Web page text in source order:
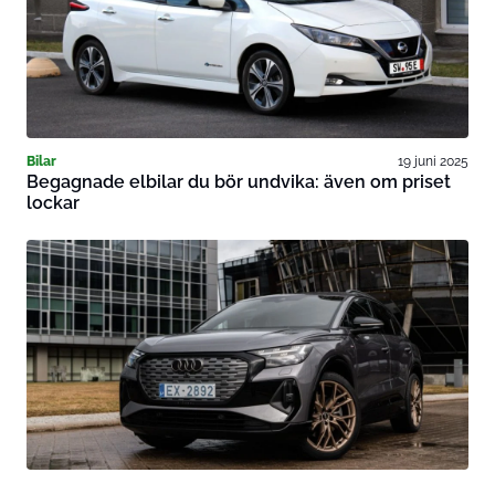
Bilar 19 juni 2025
Begagnade elbilar du bör undvika: även om priset
lockar